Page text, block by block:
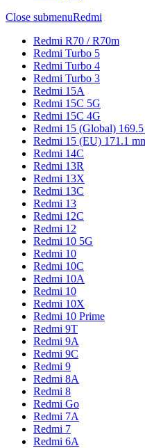
Close submenuRedmi
Redmi R70 / R70m
Redmi Turbo 5
Redmi Turbo 4
Redmi Turbo 3
Redmi 15A
Redmi 15C 5G
Redmi 15C 4G
Redmi 15 (Global)
Redmi 15 (EU) 171.1
Redmi 14C
Redmi 13R
Redmi 13X
Redmi 13C
Redmi 13
Redmi 12C
Redmi 12
Redmi 10 5G
Redmi 10
Redmi 10C
Redmi 10A
Redmi 10
Redmi 10X
Redmi 10 Prime
Redmi 9T
Redmi 9A
Redmi 9C
Redmi 9
Redmi 8A
Redmi 8
Redmi Go
Redmi 7A
Redmi 7
Redmi 6A